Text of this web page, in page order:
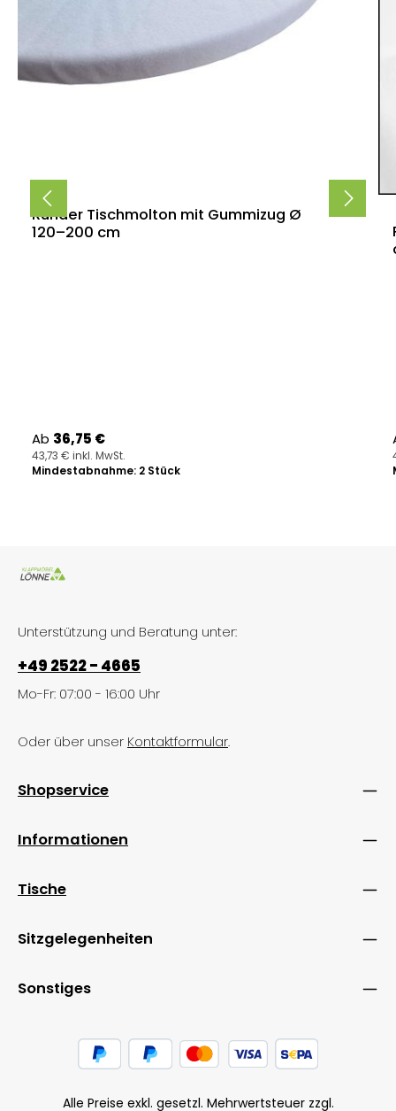
Runder Tischmolton mit Gummizug Ø
120–200 cm
Regulärer Preis:
Ab 36,75 €
43,73 € inkl. MwSt.
Mindestabnahme: 2 Stück
Unterstützung und Beratung unter:
+49 2522 - 4665
Mo-Fr: 07:00 - 16:00 Uhr
Oder über unser Kontaktformular.
Shopservice
Informationen
Tische
Sitzgelegenheiten
Sonstiges
Alle Preise exkl. gesetzl. Mehrwertsteuer zzgl.